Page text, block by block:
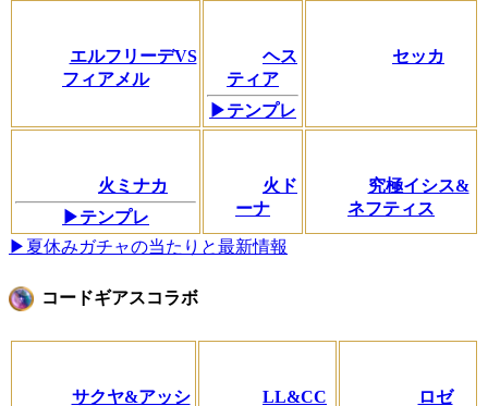
エルフリーデVS
フィアメル
ヘス
ティア
▶テンプレ
セッカ
火ミナカ
▶テンプレ
火ド
ーナ
究極イシス&
ネフティス
▶夏休みガチャの当たりと最新情報
コードギアスコラボ
サクヤ&アッシ
LL&CC
ロゼ